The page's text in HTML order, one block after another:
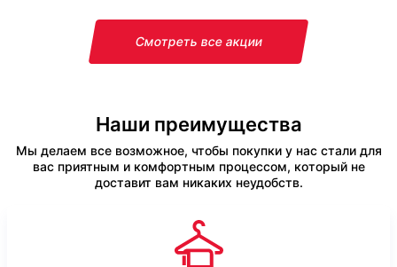
Смотреть все акции
Наши преимущества
Мы делаем все возможное, чтобы покупки у нас стали для
вас приятным и комфортным процессом, который не
доставит вам никаких неудобств.